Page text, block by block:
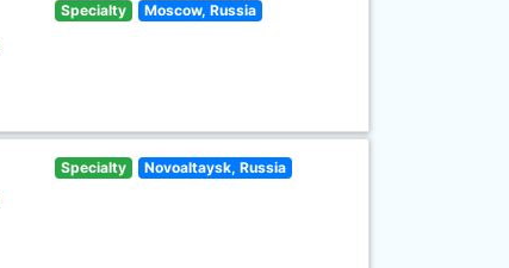
Specialty Moscow, Russia
Specialty Novoaltaysk, Russia